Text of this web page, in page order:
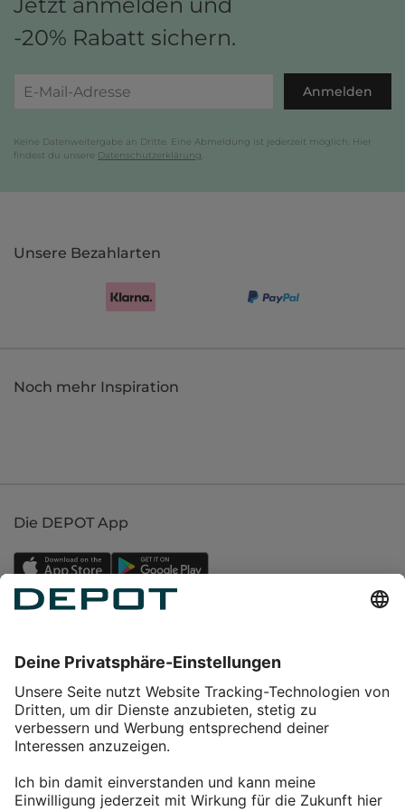
-20% Rabatt sichern.
Anmelden
Keine Datenweitergabe an Dritte. Eine Abmeldung ist jederzeit möglich. Hier
findest du unsere Datenschutzerklärung
Unsere Bezahlarten
Noch mehr Inspiration
Die DEPOT App
Service
Über DEPOT
Kontakt